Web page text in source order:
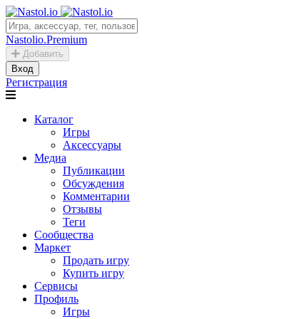
Nastolio.Premium
Добавить
Вход
Регистрация
Каталог
Игры
Аксессуары
Медиа
Публикации
Обсуждения
Комментарии
Отзывы
Теги
Сообщества
Маркет
Продать игру
Купить игру
Сервисы
Профиль
Игры